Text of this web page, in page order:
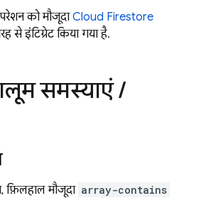
को मौजूदाCloud Firestore
से इंटिग्रेट किया गया है.
समस्याएं/
फ़िलहाल मौजूदा array-contains